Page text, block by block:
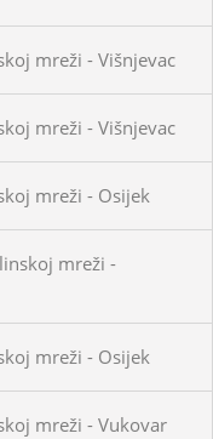
mreži - Višnjevac
mreži - Višnjevac
mreži - Osijek
mreži -
mreži - Osijek
mreži - Vukovar